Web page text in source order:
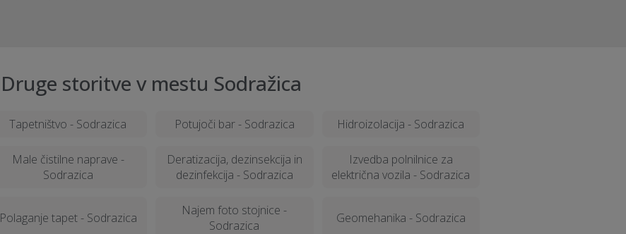
Druge storitve v mestu Sodražica
Tapetništvo - Sodrazica Potujoči bar - Sodrazica Hidroizolacija - Sodrazica
Male čistilne naprave -
Sodrazica
Deratizacija, dezinsekcija in
dezinfekcija - Sodrazica
Izvedba polnilnice za
električna vozila - Sodrazica
Polaganje tapet - Sodrazica
Najem foto stojnice -
Sodrazica
Geomehanika - Sodrazica